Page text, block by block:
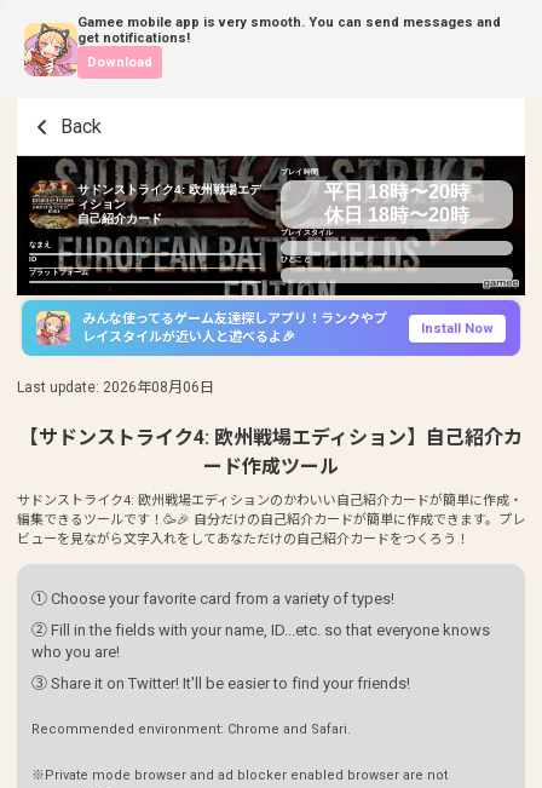
Gamee mobile app is very smooth. You can send messages and
get notifications!
Download
Back
サドンストライク4: 欧州戦場エデ
ィション
自己紹介カード
なまえ
ID
プラットフォーム
プレイ時間
平日 18時〜20時
休日 18時〜20時
プレイスタイル
ひとこと
みんな使ってるゲーム友達探しアプリ！ランクやプ
レイスタイルが近い人と遊べるよ🎉
Install Now
Last update: 2026年08月06日
【サドンストライク4: 欧州戦場エディション】自己紹介カ
ード作成ツール
サドンストライク4: 欧州戦場エディションのかわいい自己紹介カードが簡単に作成・
編集できるツールです！🥳🎉 自分だけの自己紹介カードが簡単に作成できます。プレ
ビューを見ながら文字入れをしてあなただけの自己紹介カードをつくろう！
① Choose your favorite card from a variety of types!
② Fill in the fields with your name, ID...etc. so that everyone knows
who you are!
③ Share it on Twitter! It'll be easier to find your friends!
Recommended environment: Chrome and Safari.
※Private mode browser and ad blocker enabled browser are not